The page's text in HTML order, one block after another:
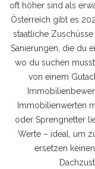
oft höher sind als
Österreich gibt es
staatliche
Sanierungen , die du
wo du suchen
von einem
Immobilienwerten
oder Sprengnetter
Werte – ideal, um
ersetzen